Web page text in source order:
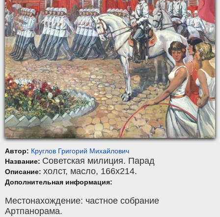
Автор: Круглов Григорий Михайлович
Название: Советская милиция. Парад
Описание: холст, масло, 166x214.
Дополнительная информация:
Местонахождение: частное собрание
Артпанорама.